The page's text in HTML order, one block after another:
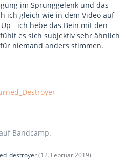
im Sprunggelenk und das
ich gleich wie in dem Video auf
- ich hebe das Bein mit den
es sich subjektiv sehr ähnlich
niemand anders stimmen.
Bandcamp.
(12. Februar 2019)